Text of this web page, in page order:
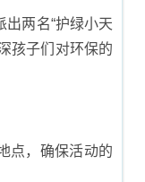
两名“护绿小天
孩子们对环保的
点，确保活动的